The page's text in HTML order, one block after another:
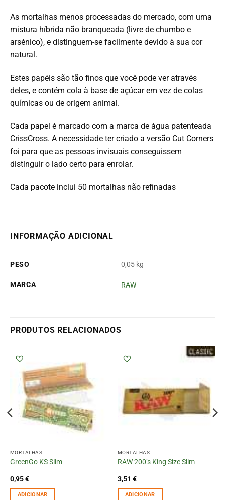
As mortalhas menos processadas ​​do mercado, com uma
mistura híbrida não branqueada (livre de chumbo e
arsénico), e distinguem-se facilmente devido à sua cor
natural.
Estes papéis são tão finos que você pode ver através
deles, e contém cola à base de açúcar em vez de colas
químicas ou de origem animal.
Cada papel é marcado com a marca de água patenteada
CrissCross. A necessidade ter criado a versão Cut Corners
foi para que as pessoas invisuais conseguissem
distinguir o lado certo para enrolar.
Cada pacote inclui 50 mortalhas não refinadas
INFORMAÇÃO ADICIONAL
PESO 0,05 kg
MARCA RAW
PRODUTOS RELACIONADOS
MORTALHAS
GreenGo KS Slim
0,95€
ADICIONAR
MORTALHAS
RAW 200’s King Size Slim
3,51 €
ADICIONAR